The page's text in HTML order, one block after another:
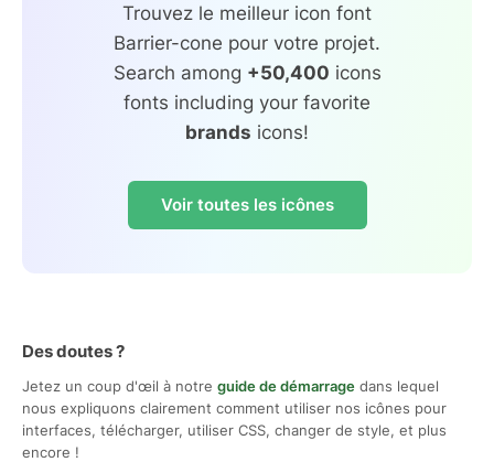
Trouvez le meilleur icon font
Barrier-cone pour votre projet.
Search among +50,400 icons
fonts including your favorite
brands icons!
Voir toutes les icônes
Des doutes ?
Jetez un coup d'œil à notre guide de démarrage dans lequel
nous expliquons clairement comment utiliser nos icônes pour
interfaces, télécharger, utiliser CSS, changer de style, et plus
encore !